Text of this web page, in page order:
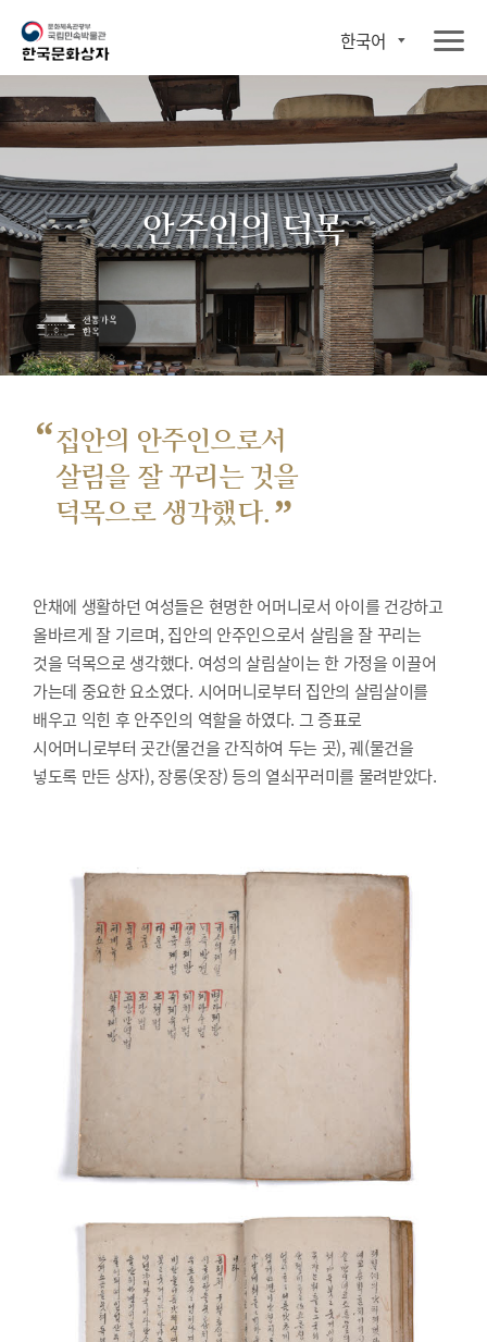
한국어
안주인의 덕목
“집안의 안주인으로서
살림을 잘 꾸리는 것을
덕목으로 생각했다. ”
안채에 생활하던 여성들은 현명한 어머니로서 아이를 건강하고
올바르게 잘 기르며, 집안의 안주인으로서 살림을 잘 꾸리는
것을 덕목으로 생각했다. 여성의 살림살이는 한 가정을 이끌어
가는데 중요한 요소였다. 시어머니로부터 집안의 살림살이를
배우고 익힌 후 안주인의 역할을 하였다. 그 증표로
시어머니로부터 곳간(물건을 간직하여 두는 곳), 궤(물건을
넣도록 만든 상자), 장롱(옷장) 등의 열쇠꾸러미를 물려받았다.